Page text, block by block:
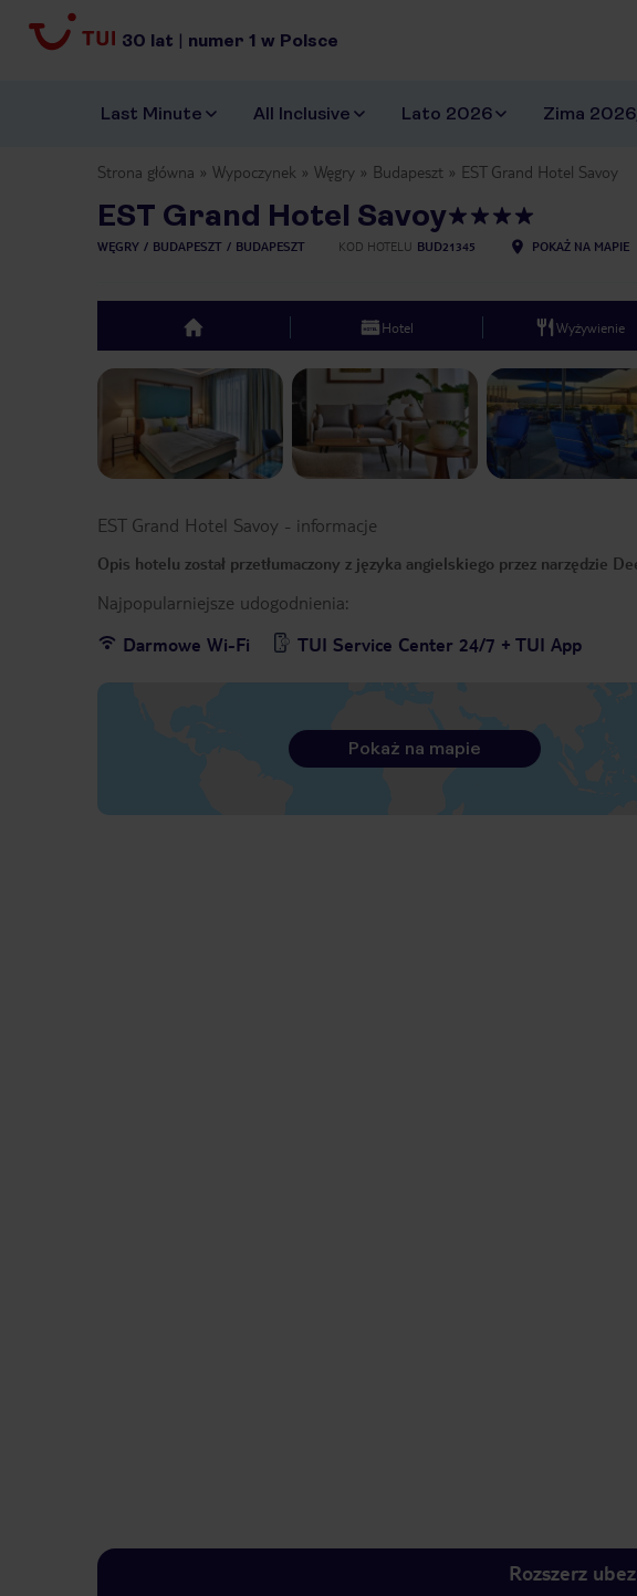
30 lat | numer 1 w Polsce
Last Minute All Inclusive Lato 2026 Zima
Strona główna Wypoczynek Węgry Budapeszt EST Grand Hotel Savoy
EST Grand Hotel Savoy
WĘGRY BUDAPESZT BUDAPESZT KOD HOTELU BUD21345 POKAŻ NA MAPIE
top Hotel Wyżywienie
Previous slide
EST Grand Hotel Savoy - informacje
Opis hotelu został przetłumaczony z języka angielskiego przez narzędzie
Najpopularniejsze udogodnienia:
Darmowe Wi-Fi
TUI Service Center 24/7 + TUI App
Pokaż na mapie
Rozszerz